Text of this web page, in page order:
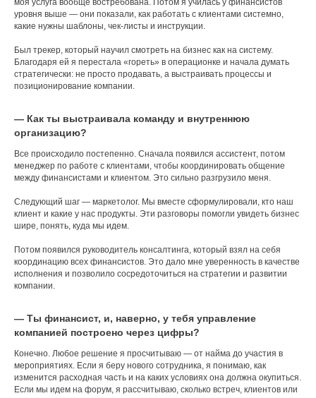
моя услуга вообще востребована. Потом я училась у финансистов
уровня выше — они показали, как работать с клиентами системно,
какие нужны шаблоны, чек-листы и инструкции.
Был трекер, который научил смотреть на бизнес как на систему.
Благодаря ей я перестала «гореть» в операционке и начала думать
стратегически: не просто продавать, а выстраивать процессы и
позиционирование компании.
— Как ты выстраивала команду и внутреннюю
организацию?
Все происходило постепенно. Сначала появился ассистент, потом
менеджер по работе с клиентами, чтобы координировать общение
между финансистами и клиентом. Это сильно разгрузило меня.
Следующий шаг — маркетолог. Мы вместе сформулировали, кто наш
клиент и какие у нас продукты. Эти разговоры помогли увидеть бизнес
шире, понять, куда мы идем.
Потом появился руководитель консалтинга, который взял на себя
координацию всех финансистов. Это дало мне уверенность в качестве
исполнения и позволило сосредоточиться на стратегии и развитии
компании.
— Ты финансист, и, наверно, у тебя управление
компанией построено через цифры?
Конечно. Любое решение я просчитываю — от найма до участия в
мероприятиях. Если я беру нового сотрудника, я понимаю, как
изменится расходная часть и на каких условиях она должна окупиться.
Если мы идем на форум, я рассчитываю, сколько встреч, клиентов или